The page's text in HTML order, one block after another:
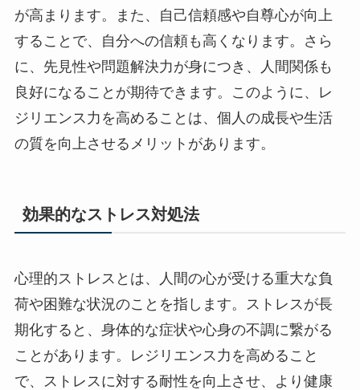
が高まります。また、自己信頼感や自尊心が向上
することで、自分への信頼も高くなります。さら
に、先見性や問題解決力が身につき、人間関係も
良好になることが期待できます。このように、レ
ジリエンス力を高めることは、個人の成長や生活
の質を向上させるメリットがあります。
効果的なストレス対処法
心理的ストレスとは、人間の心が受ける重大な負
荷や困難な状況のことを指します。ストレスが長
期化すると、身体的な症状や心身の不調に繋がる
ことがあります。レジリエンス力を高めること
で、ストレスに対する耐性を向上させ、より健康